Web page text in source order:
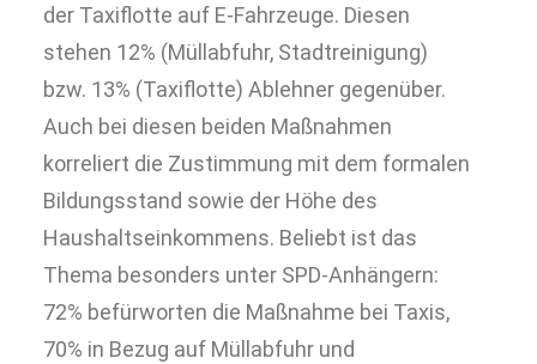
der Taxiflotte auf E-Fahrzeuge. Diesen
stehen 12% (Müllabfuhr, Stadtreinigung)
bzw. 13% (Taxiflotte) Ablehner gegenüber.
Auch bei diesen beiden Maßnahmen
korreliert die Zustimmung mit dem formalen
Bildungsstand sowie der Höhe des
Haushaltseinkommens. Beliebt ist das
Thema besonders unter SPD-Anhängern:
72% befürworten die Maßnahme bei Taxis,
70% in Bezug auf Müllabfuhr und